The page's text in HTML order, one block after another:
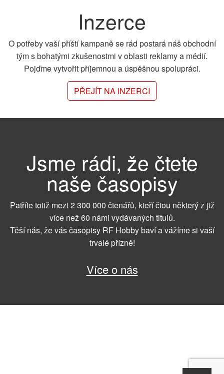
Inzerce
O potřeby vaší příští kampaně se rád postará náš obchodní
tým s bohatými zkušenostmi v oblasti reklamy a médií.
Pojďme vytvořit příjemnou a úspěšnou spolupráci.
PŘEJÍT NA INZERCI
Jsme rádi, že čtete
naše časopisy
Patříte totiž mezi 2 300 000 čtenářů, kteří čtou některý z již
více než 60 námi vydávaných titulů.
Těší nás, že vás časopisy RF Hobby baví a vážíme si vaší
trvalé přízně!
Více o nás